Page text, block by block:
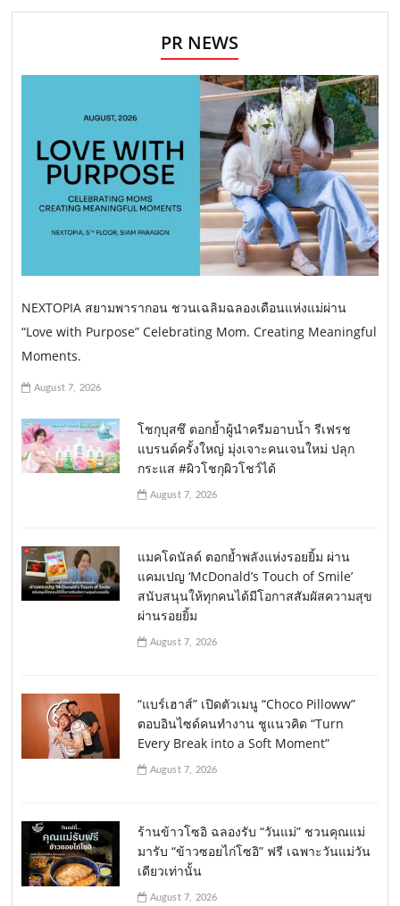
PR NEWS
NEXTOPIA สยามพารากอน ชวนเฉลิมฉลองเดือนแห่งแม่ผ่าน
“Love with Purpose” Celebrating Mom. Creating Meaningful
Moments.
August 7, 2026
โชกุบุสซึ ตอกย้ำผู้นำครีมอาบน้ำ รีเฟรช
แบรนด์ครั้งใหญ่ มุ่งเจาะคนเจนใหม่ ปลุก
กระแส #ผิวโชกุผิวโชว์ได้
August 7, 2026
แมคโดนัลด์ ตอกย้ำพลังแห่งรอยยิ้ม ผ่าน
แคมเปญ ‘McDonald’s Touch of Smile’
สนับสนุนให้ทุกคนได้มีโอกาสสัมผัสความสุข
ผ่านรอยยิ้ม
August 7, 2026
“แบร์เฮาส์” เปิดตัวเมนู “Choco Pilloww”
ตอบอินไซด์คนทำงาน ชูแนวคิด “Turn
Every Break into a Soft Moment”
August 7, 2026
ร้านข้าวโซอิ ฉลองรับ “วันแม่” ชวนคุณแม่
มารับ “ข้าวซอยไก่โซอิ” ฟรี เฉพาะวันแม่วัน
เดียวเท่านั้น
August 7, 2026